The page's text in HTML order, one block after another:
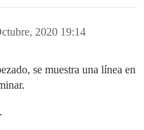
2020 19:14
se muestra una línea en